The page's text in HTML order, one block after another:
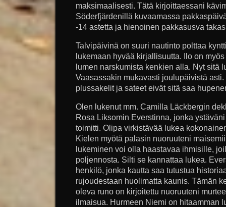
maksimaalisesti. Tätä kirjoittaessani
Söderfjärdenillä kuvaamassa
-14 astetta ja hienoinen pakkasusva
Talvipäivinä on suuri nautinto polttaa
lukemaan hyvää kirjallisuutta. Ilo on
lumen narskumista kenkien alla. Nyt sitä
Vaasassakin mukavasti joulupäivistä
plussakelit ja sateet eivät sitä saa
Olen lukenut mm. Camilla Läckbergin
Rosa Liksomin Everstinna, jonka
toimitti. Olipa virkistävää lukea
Kielen myötä palasin nuoruuteni
lukeminen voi olla haastavaa ihmisille,
poljennosta. Silti se kannattaa lukea.
henkilö, jonka kautta saa tutustua
rujoudestaan huolimatta kaunis. Tämän
oleva runo on kirjoitettu nuoruuteni
ilmaisua. Hurmeen Niemi on hitaamman